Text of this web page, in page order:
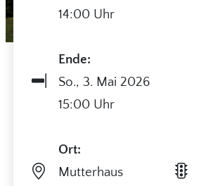
14:00 Uhr
Ende:
So., 3. Mai 2026
15:00 Uhr
Ort:
Mutterhaus